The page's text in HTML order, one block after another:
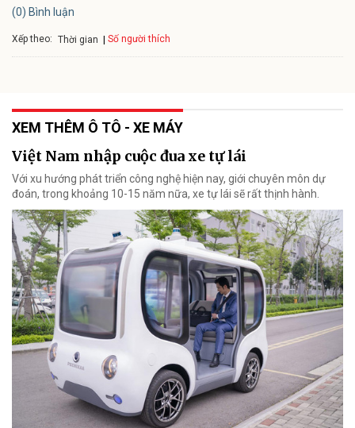
(0) Bình luận
Xếp theo: Thời gian Số người thích
XEM THÊM Ô TÔ - XE MÁY
Việt Nam nhập cuộc đua xe tự lái
Với xu hướng phát triển công nghệ hiện nay, giới chuyên môn dự
đoán, trong khoảng 10-15 năm nữa, xe tự lái sẽ rất thịnh hành.